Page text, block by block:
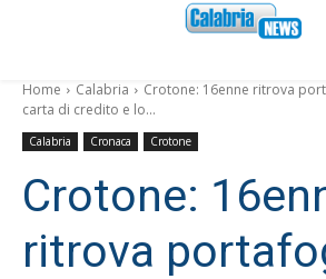
Home Calabria
Crotone: 16enne ritrova
carta di credito e lo...
Calabria Cronaca Crotone
Crotone:
ritrova